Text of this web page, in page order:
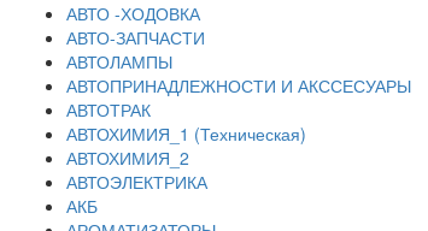
АВТО -ХОДОВКА
АВТО-ЗАПЧАСТИ
АВТОЛАМПЫ
АВТОПРИНАДЛЕЖНОСТИ И АКССЕСУАРЫ
АВТОТРАК
АВТОХИМИЯ_1 (Техническая)
АВТОХИМИЯ_2
АВТОЭЛЕКТРИКА
АКБ